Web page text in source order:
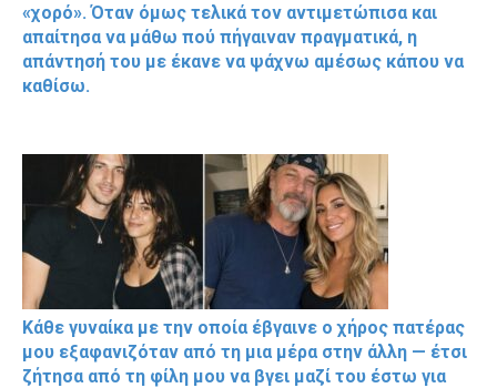
«χορό». Όταν όμως τελικά τον αντιμετώπισα και
απαίτησα να μάθω πού πήγαιναν πραγματικά, η
απάντησή του με έκανε να ψάχνω αμέσως κάπου να
καθίσω.
Κάθε γυναίκα με την οποία έβγαινε ο χήρος πατέρας
μου εξαφανιζόταν από τη μια μέρα στην άλλη — έτσι
ζήτησα από τη φίλη μου να βγει μαζί του έστω για